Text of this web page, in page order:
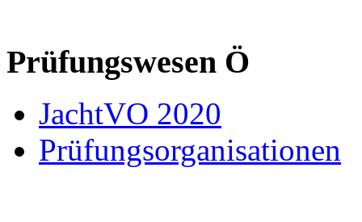
Prüfungswesen Ö
JachtVO 2020
Prüfungsorganisationen